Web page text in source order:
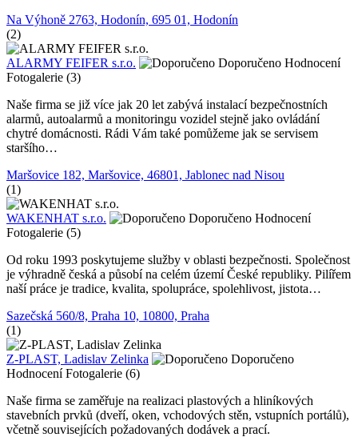
Na Výhoně 2763, Hodonín, 695 01, Hodonín
(2)
ALARMY FEIFER s.r.o. Doporučeno Hodnocení
Fotogalerie (3)
Naše firma se již více jak 20 let zabývá instalací bezpečnostních
alarmů, autoalarmů a monitoringu vozidel stejně jako ovládání
chytré domácnosti. Rádi Vám také pomůžeme jak se servisem
staršího…
Maršovice 182, Maršovice, 46801, Jablonec nad Nisou
(1)
WAKENHAT s.r.o. Doporučeno Hodnocení
Fotogalerie (5)
Od roku 1993 poskytujeme služby v oblasti bezpečnosti. Společnost
je výhradně česká a působí na celém území České republiky. Pilířem
naší práce je tradice, kvalita, spolupráce, spolehlivost, jistota…
Sazečská 560/8, Praha 10, 10800, Praha
(1)
Z-PLAST, Ladislav Zelinka
Doporučeno
Hodnocení Fotogalerie (6)
Naše firma se zaměřuje na realizaci plastových a hliníkových
stavebních prvků (dveří, oken, vchodových stěn, vstupních portálů),
včetně souvisejících požadovaných dodávek a prací.